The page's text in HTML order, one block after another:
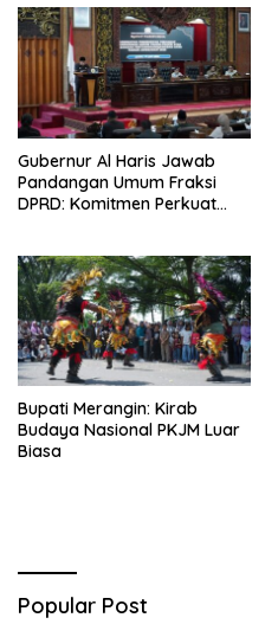
Integritas
Gubernur Al Haris Jawab
Pandangan Umum Fraksi
DPRD: Komitmen Perkuat
Bupati Merangin: Kirab
Budaya Nasional PKJM Luar
Biasa
Popular Post